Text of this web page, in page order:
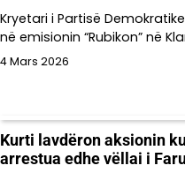
Kryetari i Partisë
në emisionin “Rubikon” në
4 Mars 2026
Kurti lavdëron aksionin
arrestua edhe vëllai i